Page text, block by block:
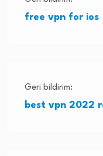
free vpn for ios
Geri bildirim:
best vpn 2022